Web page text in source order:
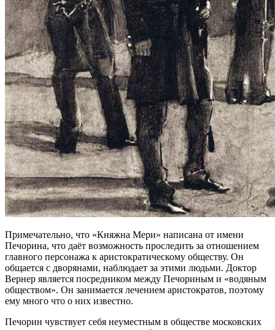
Примечательно, что «Княжна Мери» написана от имени
Печорина, что даёт возможность проследить за отношением
главного персонажа к аристократическому обществу. Он
общается с дворянами, наблюдает за этими людьми. Доктор
Вернер является посредником между Печориным и «водяным
обществом». Он занимается лечением аристократов, поэтому
ему много что о них известно.
Печорин чувствует себя неуместным в обществе московских